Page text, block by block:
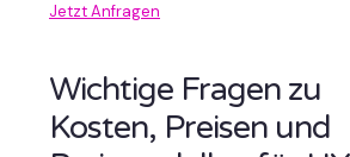
Jetzt Anfragen
Wichtige Fragen zu
Kosten, Preisen und